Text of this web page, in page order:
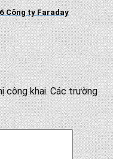
Công ty Faraday
công khai. Các trường